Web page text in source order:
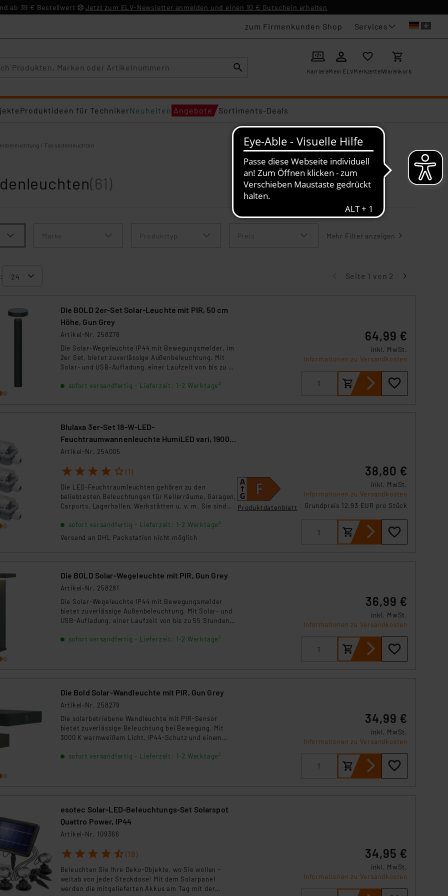
ab 39 € Bestellwert Jetzt zum ELV-Newsletter anmelden und einen 10 € Gutschein erhalten
zum Firmenkunden Shop Services
KarriereMein ELVMerkzettelWarenkorb
Produktideen für TechnikerNeuheiten Angebote Sortiments-Deals
/ Fassadenleuchten
(61)
Marke Produkttyp Preis Mehr Filter anzeigen
Seite 1 von 2
Die BOLD 2er-Set Solar-Leuchte mit PIR, 50 cm
Höhe, Gun Grey
Artikel-Nr. 258278
Die Solar-Wegeleuchte IP44 mit Bewegungsmelder, im
2er Set, bietet zuverlässige Außenbeleuchtung. Mit
Solar- und USB-Aufladung, einer Laufzeit von bis zu 55
Sicherheit und Komfort. Der PIR-Sensor erfasst
sofort versandfertig - Lieferzeit: 1-2 Werktage²
64,99 €
inkl. MwSt.
Informationen zu Versandkosten
Blulaxa 3er-Set 18-W-LED-
Feuchtraumwannenleuchte HumiLED vari, 1900
lm, 4000 K, IP65, 120 cm
Artikel-Nr. 254005
1 2 3 4 5 (1)
Die LED-Feuchtraumleuchten gehören zu den
beliebtesten Beleuchtungen für Kellerräume, Garagen,
Carports, Lagerhallen, Werkstätten u. v. m. Sie sind
(IP65) und langlebigem Kunststoffgehäuse, äußerst
strapazierfähig und haben damit gegenüber
Feuchtraumleuchten mit herkömmlichen
sofort versandfertig - Lieferzeit: 1-2 Werktage²
Versand an DHL Packstation nicht möglich
Produktdatenblatt
38,80 €
inkl. MwSt.
Informationen zu Versandkosten
Grundpreis 12.93 EUR pro Stück
Die BOLD Solar-Wegeleuchte mit PIR, Gun Grey
Artikel-Nr. 258281
Die Solar-Wegeleuchte IP44 mit Bewegungsmelder
bietet zuverlässige Außenbeleuchtung. Mit Solar- und
USB-Aufladung, einer Laufzeit von bis zu 55 Stunden
und Komfort. Der PIR-Sensor erfasst Bewegungen im
sofort versandfertig - Lieferzeit: 1-2 Werktage²
36,99 €
inkl. MwSt.
Informationen zu Versandkosten
Die Bold Solar-Wandleuchte mit PIR, Gun Grey
Artikel-Nr. 258279
Die solarbetriebene Wandleuchte mit PIR-Sensor
bietet zuverlässige Beleuchtung bei Bewegung. Mit
3000 K warmweißem Licht, IP44-Schutz und einem
Eingänge, Hauswände oder Carports. Der Sensor
sofort versandfertig - Lieferzeit: 1-2 Werktage²
34,99 €
inkl. MwSt.
Informationen zu Versandkosten
esotec Solar-LED-Beleuchtungs-Set Solarspot
Quattro Power, IP44
Artikel-Nr. 109366
1 2 3 4 5 (18)
Beleuchten Sie Ihre Deko-Objekte, wo Sie wollen -
weitab von jeder Steckdose! Mit dem Solarpanel
werden die mitgelieferten Akkus am Tag mit der
34,95 €
inkl. MwSt.
Informationen zu Versandkosten